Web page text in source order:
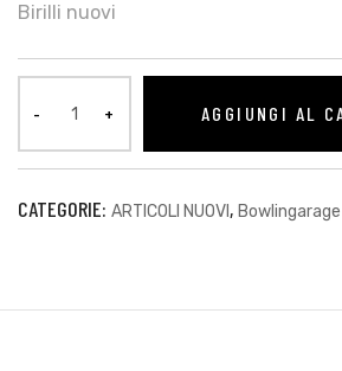
Birilli nuovi
AGGIUNGI AL
CATEGORIE: ARTICOLI NUOVI , Bowlingarage